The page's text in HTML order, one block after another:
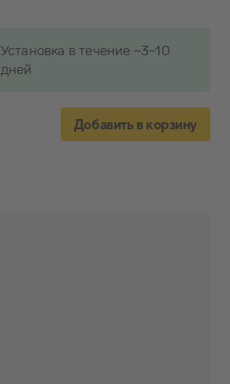
Установка в течение ~3-10
дней
Добавить в корзину